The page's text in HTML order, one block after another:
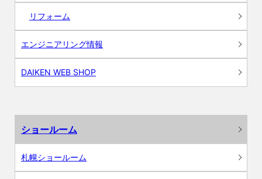
リフォーム
エンジニアリング情報
DAIKEN WEB SHOP
ショールーム
札幌ショールーム